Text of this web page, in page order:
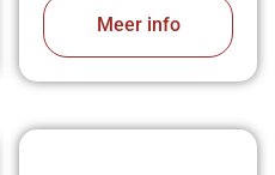
Meer info